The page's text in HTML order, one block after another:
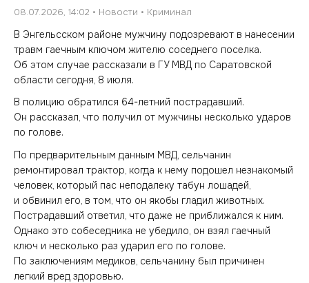
08.07.2026, 14:02 Новости Криминал
В Энгельсском районе мужчину подозревают в нанесении
травм гаечным ключом жителю соседнего поселка.
Об этом случае рассказали в ГУ МВД по Саратовской
области сегодня, 8 июля.
В полицию обратился 64-летний пострадавший.
Он рассказал, что получил от мужчины несколько ударов
по голове.
По предварительным данным МВД, сельчанин
ремонтировал трактор, когда к нему подошел незнакомый
человек, который пас неподалеку табун лошадей,
и обвинил его, в том, что он якобы гладил животных.
Пострадавший ответил, что даже не приближался к ним.
Однако это собеседника не убедило, он взял гаечный
ключ и несколько раз ударил его по голове.
По заключениям медиков, сельчанину был причинен
легкий вред здоровью.